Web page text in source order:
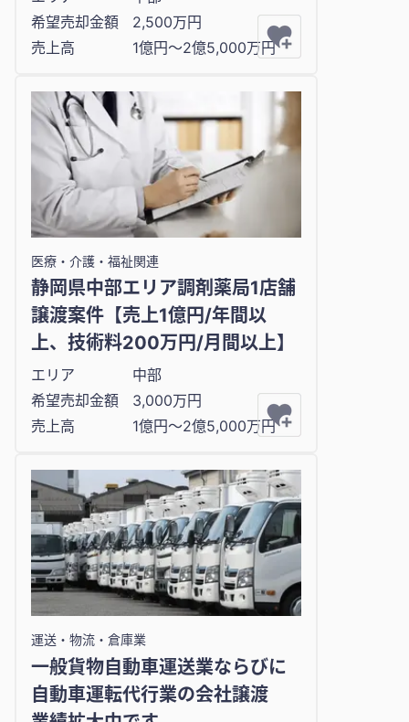
希望売却金額
2,500万円
売上高
1億円〜2億5,000万円
医療・介護・福祉関連
静岡県中部エリア調剤薬局1店舗
譲渡案件【売上1億円/年間以
上、技術料200万円/月間以上】
エリア
中部
希望売却金額
3,000万円
売上高
1億円〜2億5,000万円
運送・物流・倉庫業
一般貨物自動車運送業ならびに
自動車運転代行業の会社譲渡